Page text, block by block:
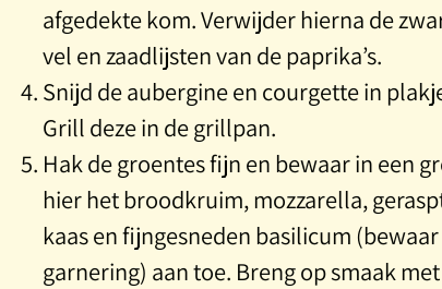
afgedekte kom. Verwijder hierna de
vel en zaadlijsten van de paprika’s.
Snijd de aubergine en courgette in
Grill deze in de grillpan.
Hak de groentes fijn en bewaar in een
hier het broodkruim, mozzarella,
kaas en fijngesneden basilicum
garnering) aan toe. Breng op smaak